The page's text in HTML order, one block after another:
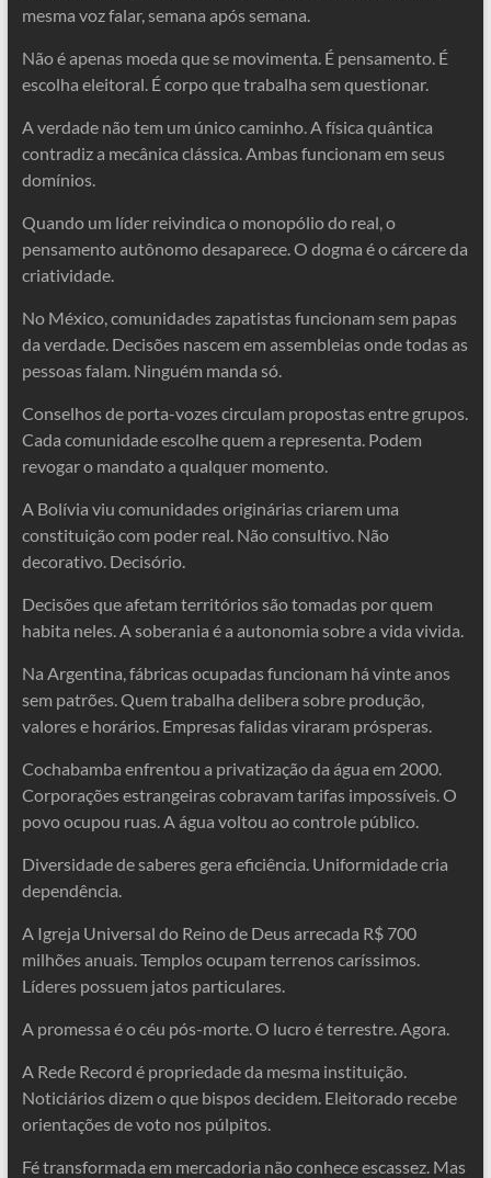
mesma voz falar, semana após semana.
Não é apenas moeda que se movimenta. É pensamento. É
escolha eleitoral. É corpo que trabalha sem questionar.
A verdade não tem um único caminho. A física quântica
contradiz a mecânica clássica. Ambas funcionam em seus
domínios.
Quando um líder reivindica o monopólio do real, o
pensamento autônomo desaparece. O dogma é o cárcere da
criatividade.
No México, comunidades zapatistas funcionam sem papas
da verdade. Decisões nascem em assembleias onde todas as
pessoas falam. Ninguém manda só.
Conselhos de porta-vozes circulam propostas entre grupos.
Cada comunidade escolhe quem a representa. Podem
revogar o mandato a qualquer momento.
A Bolívia viu comunidades originárias criarem uma
constituição com poder real. Não consultivo. Não
decorativo. Decisório.
Decisões que afetam territórios são tomadas por quem
habita neles. A soberania é a autonomia sobre a vida vivida.
Na Argentina, fábricas ocupadas funcionam há vinte anos
sem patrões. Quem trabalha delibera sobre produção,
valores e horários. Empresas falidas viraram prósperas.
Cochabamba enfrentou a privatização da água em 2000.
Corporações estrangeiras cobravam tarifas impossíveis. O
povo ocupou ruas. A água voltou ao controle público.
Diversidade de saberes gera eficiência. Uniformidade cria
dependência.
A Igreja Universal do Reino de Deus arrecada R$ 700
milhões anuais. Templos ocupam terrenos caríssimos.
Líderes possuem jatos particulares.
A promessa é o céu pós-morte. O lucro é terrestre. Agora.
A Rede Record é propriedade da mesma instituição.
Noticiários dizem o que bispos decidem. Eleitorado recebe
orientações de voto nos púlpitos.
Fé transformada em mercadoria não conhece escassez. Mas